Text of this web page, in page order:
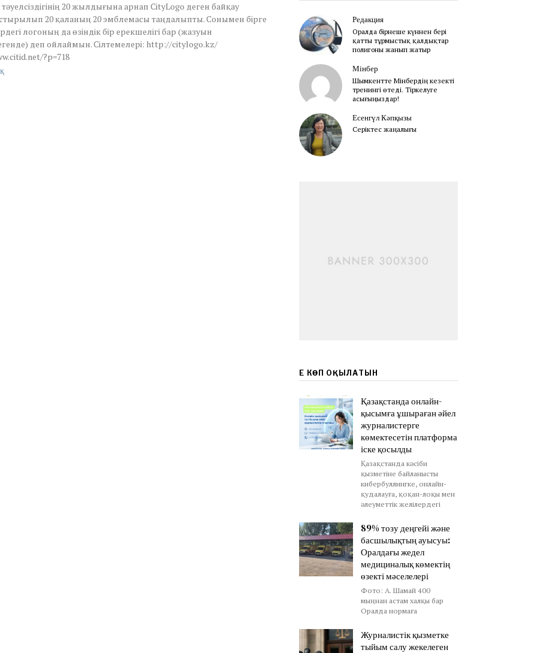
e
m
b
e
r
тәуелсіздігінің 20 жылдығына арнап СityLogo деген байқау
20 қаланың 20 эмблемасы таңдалыпты. Сонымен бірге
логоның да өзіндік бір ерекшелігі бар (жазуын
деп ойлаймын. Сілтемелері: http://citylogo.kz/
?p=718
Редакция
Оралда бірнеше күннен бері
қатты тұрмыстық қалдықтар
полигоны жанып жатыр
Мінбер
Шымкентте Мінбердің кезекті
тренингі өтеді. Тіркелуге
асығыңыздар!
Есенгүл Кәпқызы
Серіктес жаңалығы
ЕҢ КӨП ОҚЫЛАТЫН
Қазақстанда онлайн-
қысымға ұшыраған әйел
журналистерге
көмектесетін платформа
іске қосылды
Қазақстанда кәсіби
қызметіне байланысты
кибербуллингке, онлайн-
қудалауға, қоқан-лоқы мен
әлеуметтік желілердегі
89% тозу деңгейі және
басшылықтың ауысуы:
Оралдағы жедел
медициналық көмектің
өзекті мәселелері
Фото: А. Шамай 400
мыңнан астам халқы бар
Оралда нормаға
Журналистік қызметке
тыйым салу жекелеген